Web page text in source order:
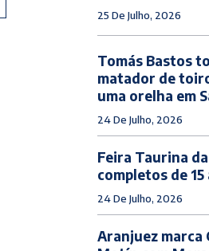
25 De Julho, 2026
Tomás Bastos
matador de
uma orelha em
24 De Julho, 2026
Feira Taurina
completos de
24 De Julho, 2026
Aranjuez marca